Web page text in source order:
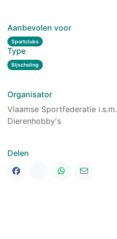
Aanbevolen voor
Sportclubs
Type
Bijscholing
Organisator
Vlaamse Sportfederatie i.s.m.
Dierenhobby's
Delen